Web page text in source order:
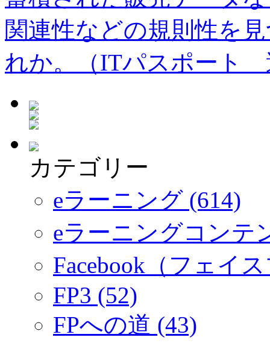
関連性などの規則性を
れか。（ITパスポート
カテゴリー
eラーニング (614)
eラーニングコンテ
Facebook（フェイ
FP3 (52)
FPへの道 (43)